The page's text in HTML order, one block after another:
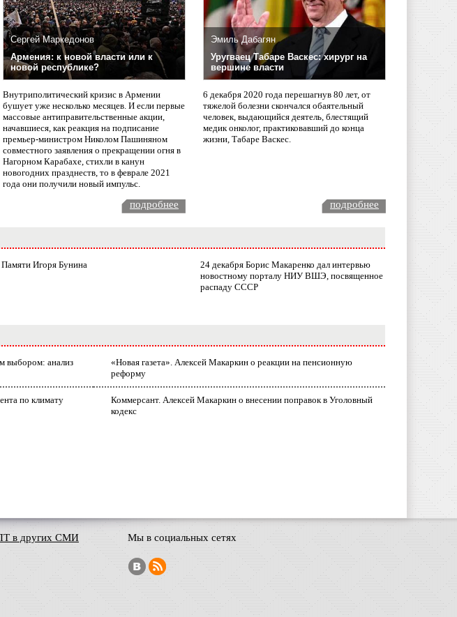
Сергей Маркедонов
Армения: к новой власти или к
новой республике?
Внутриполитический кризис в Армении
бушует уже несколько месяцев. И если первые
массовые антиправительственные акции,
начавшиеся, как реакция на подписание
премьер-министром Николом Пашиняном
совместного заявления о прекращении огня в
Нагорном Карабахе, стихли в канун
новогодних празднеств, то в феврале 2021
года они получили новый импульс.
Эмиль Дабагян
Уругваец Табаре Васкес: хирург на
вершине власти
6 декабря 2020 года перешагнув 80 лет, от
тяжелой болезни скончался обаятельный
человек, выдающийся деятель, блестящий
медик онколог, практиковавший до конца
жизни, Табаре Васкес.
подробнее подробнее
Памяти Игоря Бунина
24 декабря Борис Макаренко дал интервью
новостному порталу НИУ ВШЭ, посвященное
распаду СССР
выбором: анализ
«Новая газета». Алексей Макаркин о реакции на пенсионную
реформу
по климату
Коммерсант. Алексей Макаркин о внесении поправок в Уголовный
кодекс
в других СМИ Мы в социальных сетях